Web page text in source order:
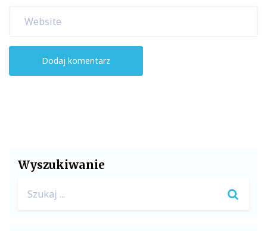
Wyszukiwanie
for: